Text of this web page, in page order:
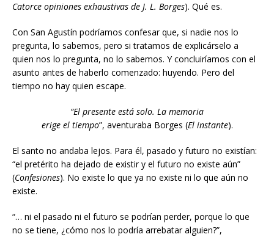
Catorce opiniones exhaustivas de J. L. Borges). Qué es.
Con San Agustín podríamos confesar que, si nadie nos lo
pregunta, lo sabemos, pero si tratamos de explicárselo a
quien nos lo pregunta, no lo sabemos. Y concluiríamos con el
asunto antes de haberlo comenzado: huyendo. Pero del
tiempo no hay quien escape.
“El presente está solo. La memoria
erige el tiempo”, aventuraba Borges (El instante).
El santo no andaba lejos. Para él, pasado y futuro no existían:
“el pretérito ha dejado de existir y el futuro no existe aún”
(Confesiones). No existe lo que ya no existe ni lo que aún no
existe.
“… ni el pasado ni el futuro se podrían perder, porque lo que
no se tiene, ¿cómo nos lo podría arrebatar alguien?”,